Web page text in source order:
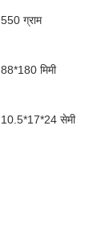
550 ग्राम
88*180 मिमी
10.5*17*24 सेमी